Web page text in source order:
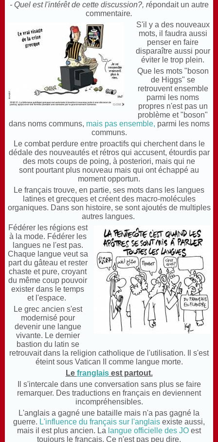
- Quel est l'intérêt de cette discussion?, répondait un autre
commentaire.
S'il y a des nouveaux
mots, il faudra aussi
penser en faire
disparaître aussi pour
éviter le trop plein.
Que les mots "boson
de Higgs" se
retrouvent ensemble
parmi les noms
propres n'est pas un
problème et "boson"
dans noms communs, mais pas ensemble, parmi les noms
communs.
Le combat perdure entre proactifs qui cherchent dans le
dédale des nouveautés et rétros qui accusent, étourdis par
des mots coups de poing, à posteriori, mais qui ne
sont pourtant plus nouveau mais qui ont échappé au
moment opportun.
Le français trouve, en partie, ses mots dans les langues
latines et grecques et créent des macro-molécules
organiques. Dans son histoire, se sont ajoutés de multiples
autres langues.
Fédérer les régions est
à la mode. Fédérer les
langues ne l'est pas.
Chaque langue veut sa
part du gâteau et rester
chaste et pure, croyant
du même coup pouvoir
exister dans le temps
et l'espace.
Le grec ancien s'est
modernisé pour
devenir une langue
vivante. Le dernier
bastion du latin se
retrouvait dans la religion catholique de l'utilisation. Il s'est
éteint sous Vatican II comme langue morte.
Le franglaisest partout.
Il s'intercale dans une conversation sans plus se faire
remarquer. Des traductions en français en deviennent
incompréhensibles.
L'anglais a gagné une bataille mais n'a pas gagné la
guerre. L'influence du français sur l'anglais existe aussi,
mais il est plus ancien. La langue officielle des JO est
toujours le français. Ce n'est pas peu dire.